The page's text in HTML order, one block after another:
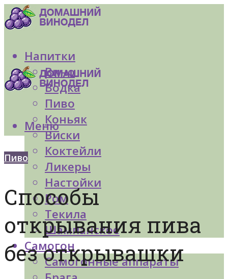
Напитки
Вино
Водка
Пиво
Коньяк
Виски
Коктейли
Ликеры
Настойки
Ром
Текила
Шампанское
Самогон
Самогонные аппараты
Меню
Пиво
Способы
открывания пива
без открывашки